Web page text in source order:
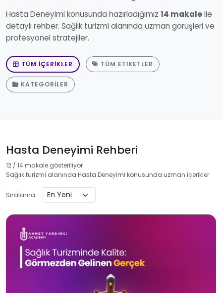
Hasta Deneyimi konusunda hazırladığımız 14 makaleile
detaylı rehber. Sağlık turizmi alanında uzman görüşleri ve
profesyonel stratejiler.
TÜM İÇERIKLER TÜM ETIKETLER
KATEGORILER
Hasta Deneyimi Rehberi
12 / 14 makale gösteriliyor
Sağlık turizmi alanında Hasta Deneyimi konusunda uzman içerikler
Sıralama: